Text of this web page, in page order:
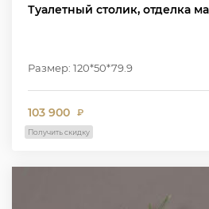
Туалетный столик, отделка
Размер: 120*50*79.9
103 900 ₽
Получить скидку